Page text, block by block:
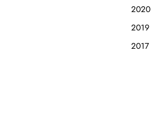
2020
2019
2017